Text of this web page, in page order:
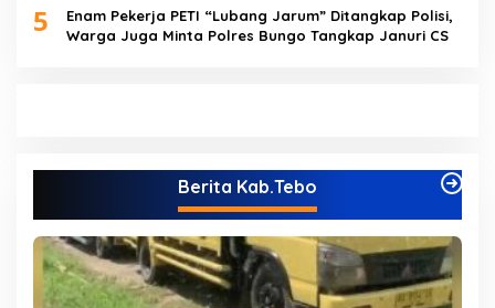
5
Enam Pekerja PETI “Lubang Jarum” Ditangkap Polisi,
Warga Juga Minta Polres Bungo Tangkap Januri CS
Berita Kab.Tebo